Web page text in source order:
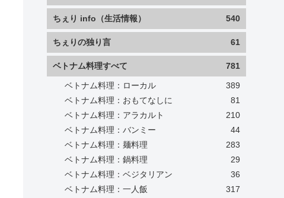
ちぇり info（生活情報） 540
ちぇりの独り言 61
ベトナム料理すべて 781
ベトナム料理：ローカル
389
ベトナム料理：おもてなしに
81
ベトナム料理：アラカルト
210
ベトナム料理：バンミー
44
ベトナム料理：麺料理
283
ベトナム料理：鍋料理
29
ベトナム料理：ベジタリアン
36
ベトナム料理：一人飯
317